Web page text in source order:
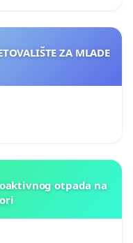
ZA MLADE
otpada na